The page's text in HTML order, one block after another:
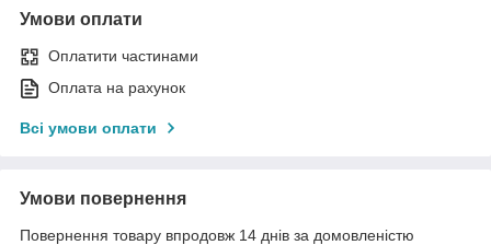
Умови оплати
Оплатити частинами
Оплата на рахунок
Всі умови оплати
Умови повернення
Повернення товару впродовж 14 днів за домовленістю